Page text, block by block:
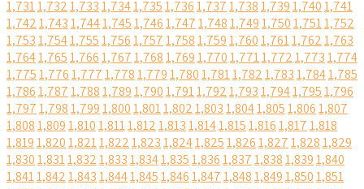
1,7311,7321,7331,7341,7351,7361,7371,7381,7391,7401,741
1,7421,7431,7441,7451,7461,7471,7481,7491,7501,7511,752
1,7531,7541,7551,7561,7571,7581,7591,7601,7611,7621,763
1,7641,7651,7661,7671,7681,7691,7701,7711,7721,7731,774
1,7751,7761,7771,7781,7791,7801,7811,7821,7831,7841,785
1,7861,7871,7881,7891,7901,7911,7921,7931,7941,7951,796
1,7971,7981,7991,8001,8011,8021,8031,8041,8051,8061,807
1,8081,8091,8101,8111,8121,8131,8141,8151,8161,8171,818
1,8191,8201,8211,8221,8231,8241,8251,8261,8271,8281,829
1,8301,8311,8321,8331,8341,8351,8361,8371,8381,8391,840
1,8411,8421,8431,8441,8451,8461,8471,8481,8491,8501,851